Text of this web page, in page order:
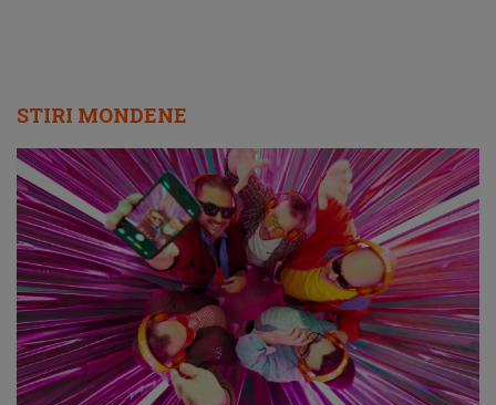
STIRI MONDENE